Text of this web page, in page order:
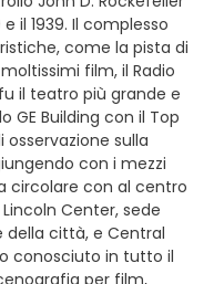
il 1939. Il complesso
come la pista di
film, il Radio
il teatro più grande e
GE Building con il Top
sulla
con i mezzi
circolare con al centro
Center, sede
della città, e Central
conosciuto in tutto il
per film,